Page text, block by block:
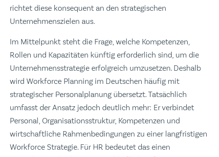
richtet diese konsequent an den strategischen
Unternehmenszielen aus.
Im Mittelpunkt steht die Frage, welche Kompetenzen,
Rollen und Kapazitäten künftig erforderlich sind, um die
Unternehmensstrategie erfolgreich umzusetzen. Deshalb
wird Workforce Planning im Deutschen häufig mit
strategischer Personalplanung übersetzt. Tatsächlich
umfasst der Ansatz jedoch deutlich mehr: Er verbindet
Personal, Organisationsstruktur, Kompetenzen und
wirtschaftliche Rahmenbedingungen zu einer langfristigen
Workforce Strategie. Für HR bedeutet das einen